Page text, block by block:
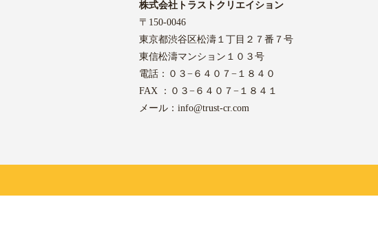
株式会社トラストクリエイション
〒150-0046
東京都渋谷区松濤１丁目２７番７号
東信松濤マンション１０３号
電話：０３−６４０７−１８４０
FAX ：０３−６４０７−１８４１
メール： info@trust-cr.com